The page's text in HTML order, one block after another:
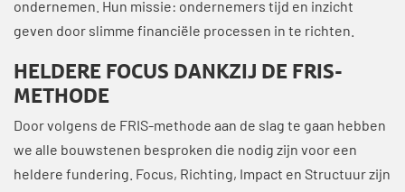
ondernemen. Hun missie: ondernemers tijd en inzicht
geven door slimme financiële processen in te richten.
HELDERE FOCUS DANKZIJ DE FRIS-
METHODE
Door volgens de FRIS-methode aan de slag te gaan hebben
we alle bouwstenen besproken die nodig zijn voor een
heldere fundering. Focus, Richting, Impact en Structuur zijn